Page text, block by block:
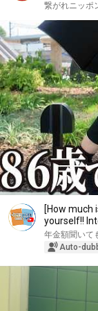
繋がれニッポ
[How much
yourself!!
年金額聞いて
Auto-